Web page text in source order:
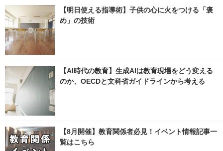
【明日使える指導術】子供の心に火をつける「褒
め」の技術
【AI時代の教育】生成AIは教育現場をどう変える
のか、OECDと文科省ガイドラインから考える
【8月開催】教育関係者必見！イベント情報記事一
覧はこちら